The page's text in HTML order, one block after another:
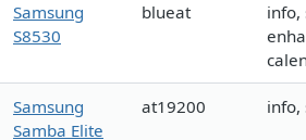
Samsung
S8530
blueat
info,
Samsung
Samba Elite
at19200 info,